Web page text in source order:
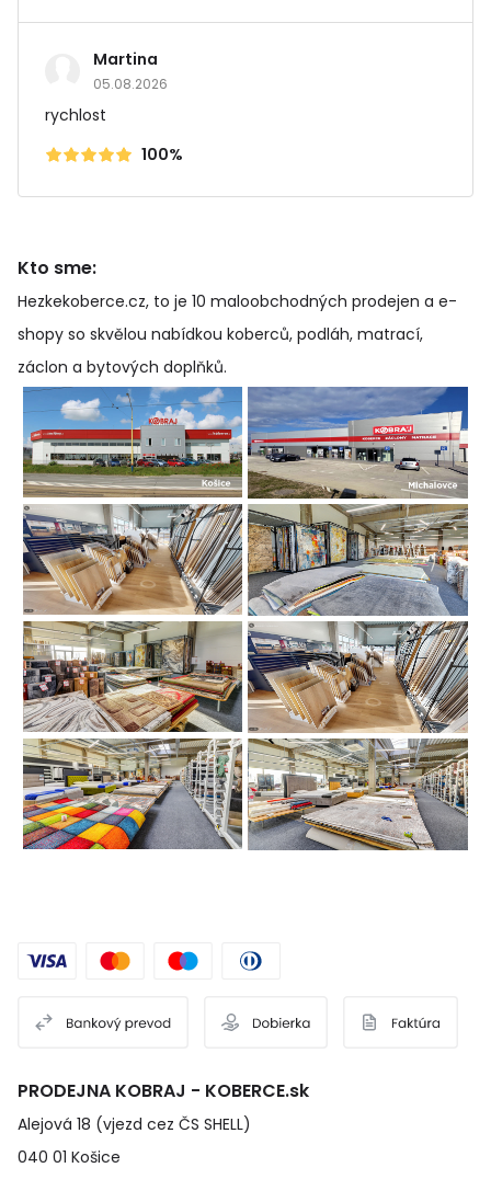
Martina
05.08.2026
rychlost
100%
Kto sme:
Hezkekoberce.cz, to je 10 maloobchodných prodejen a e-
shopy so skvělou nabídkou koberců, podláh, matrací,
záclon a bytových doplňků.
PRODEJNA KOBRAJ - KOBERCE.sk
Alejová 18 (vjezd cez ČS SHELL)
040 01 Košice